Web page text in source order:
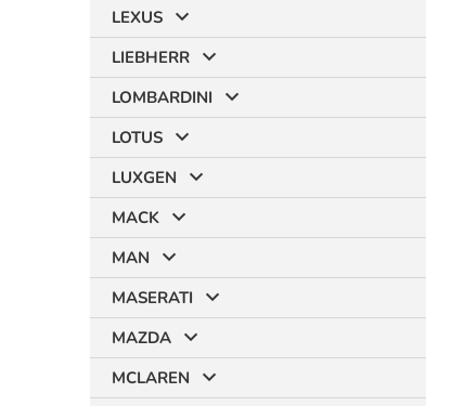
LEXUS
LIEBHERR
LOMBARDINI
LOTUS
LUXGEN
MACK
MAN
MASERATI
MAZDA
MCLAREN